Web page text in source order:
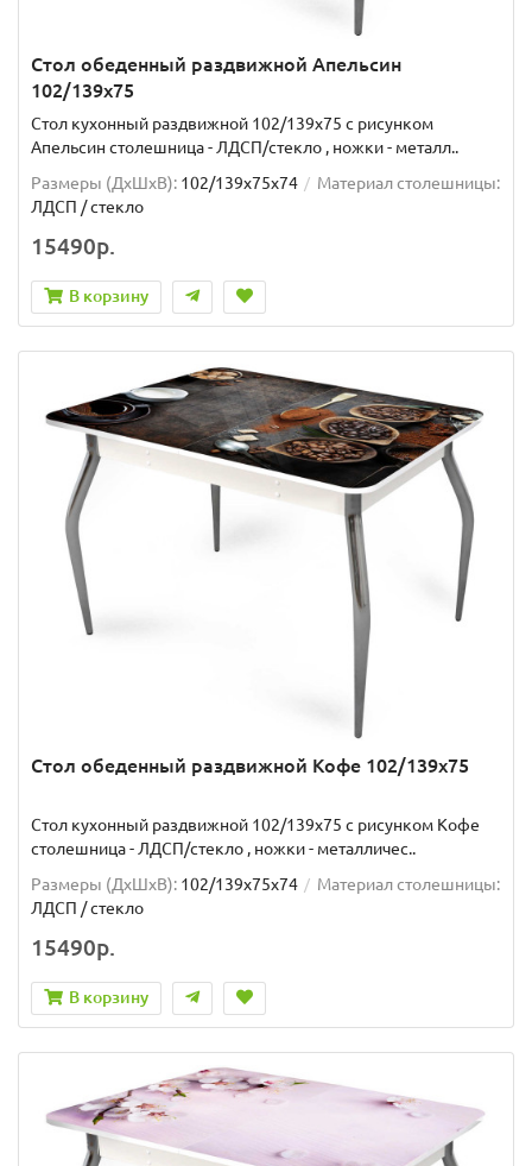
Стол обеденный раздвижной Апельсин
102/139х75
Стол кухонный раздвижной 102/139x75 с рисунком
Апельсин столешница - ЛДСП/стекло , ножки - металл..
Размеры (ДхШxВ): 102/139х75х74
Материал столешницы:
ЛДСП / стекло
15490р.
В корзину
Стол обеденный раздвижной Кофе 102/139х75
Стол кухонный раздвижной 102/139x75 с рисунком Кофе
столешница - ЛДСП/стекло , ножки - металличес..
Размеры (ДхШxВ): 102/139х75х74
Материал столешницы:
ЛДСП / стекло
15490р.
В корзину